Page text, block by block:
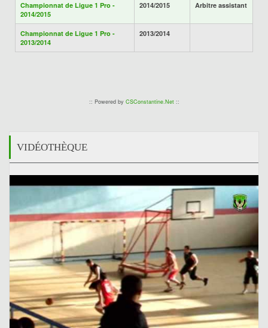
Championnat de Ligue 1 Pro -
2014/2015
2014/2015 Arbitre assistant
Championnat de Ligue 1 Pro -
2013/2014
2013/2014
:: Powered by CSConstantine.Net::
VIDÉOTHÈQUE